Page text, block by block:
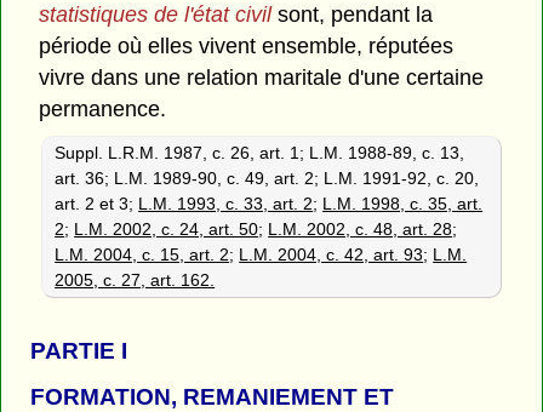
statistiques de l'état civilsont, pendant la
période où elles vivent ensemble, réputées
vivre dans une relation maritale d'une certaine
permanence.
Suppl. L.R.M. 1987, c. 26, art. 1; L.M. 1988-89, c. 13,
art. 36; L.M. 1989-90, c. 49, art. 2; L.M. 1991-92, c. 20,
art. 2 et 3; L.M. 1993, c. 33, art. 2; L.M. 1998, c. 35, art.
2; L.M. 2002, c. 24, art. 50; L.M. 2002, c. 48, art. 28;
L.M. 2004, c. 15, art. 2; L.M. 2004, c. 42, art. 93; L.M.
2005, c. 27, art. 162.
PARTIE I
FORMATION, REMANIEMENT ET